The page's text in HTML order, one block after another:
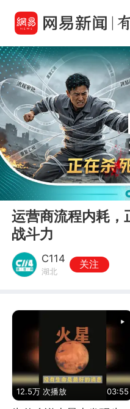
00:00
运营商流程内耗，
战斗力
C114
湖北
关注
12.5万 次播放 03:55